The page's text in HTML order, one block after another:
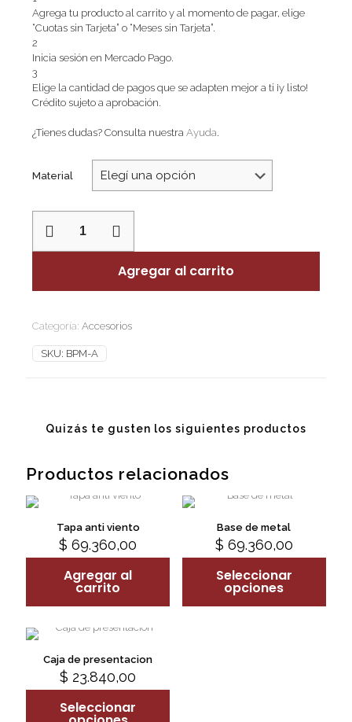
Agrega tu producto al carrito y al momento de pagar, elige
“Cuotas sin Tarjeta” o “Meses sin Tarjeta”.
2
Inicia sesión en Mercado Pago.
3
Elige la cantidad de pagos que se adapten mejor a ti ¡y listo!
Crédito sujeto a aprobación.
¿Tienes dudas? Consulta nuestra Ayuda.
Material
patitas
cantidad
Agregar al carrito
Categoría: Accesorios
SKU: BPM-A
Quizás te gusten los siguientes productos
Productos relacionados
Tapa anti viento
$ 69.360,00
Agregar al
carrito
Base de metal
This
product
has
multiple
variants.
$ 69.360,00
Seleccionar
opciones
Caja de presentacion
This
product
has
$ 23.840,00
Seleccionar